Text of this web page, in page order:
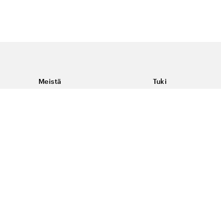
Meistä Tuki